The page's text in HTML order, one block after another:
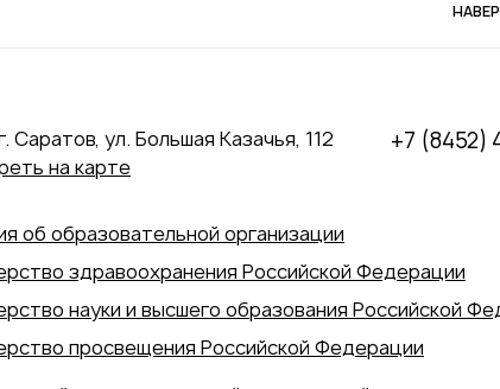
Саратов, ул. Большая Казачья, 112
на карте
+7 (8452)
об образовательной организации
здравоохранения Российской Федерации
науки и высшего образования Российской
просвещения Российской Федерации